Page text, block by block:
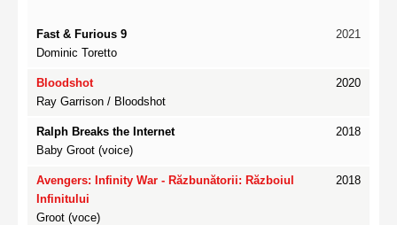
2021
Fast & Furious 9
Dominic Toretto
2020
Bloodshot
Ray Garrison / Bloodshot
2018
Ralph Breaks the Internet
Baby Groot (voice)
2018
Avengers: Infinity War - Răzbunătorii: Războiul
Infinitului
Groot (voce)